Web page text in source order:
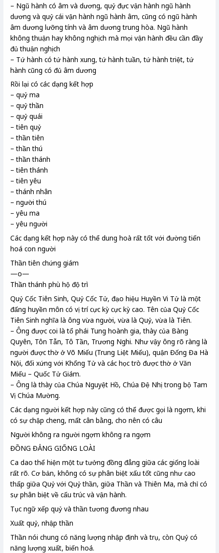
– Ngũ hành có âm và dương, quỷ đực vận hành ngũ hành
dương và quỷ cái vận hành ngũ hành âm, cũng có ngũ hành
âm dương lưỡng tính và âm dương trung hòa. Ngũ hành
không thuận hay không nghịch mà mọi vận hành đều cần đầy
đủ thuận nghịch
– Tứ hành có tứ hành xung, tứ hành tuần, tứ hành triệt, tứ
hành cũng có đủ âm dương
Rồi lại có các dạng kết hợp
– quỷ ma
– quỷ thần
– quỷ quái
– tiên quỷ
– thần tiên
– thần thú
– thần thánh
– tiên thánh
– tiên yêu
– thánh nhân
– người thú
– yêu ma
– yêu người
Các dạng kết hợp này có thể dung hoà rất tốt với đường tiến
hoá con người
Thần tiên chứng giám
—o—
Thần thánh phù hộ độ trì
Quỷ Cốc Tiên Sinh, Quỷ Cốc Tử, đạo hiệu Huyền Vi Tử là một
đấng huyền môn có vị trí cực kỳ cực kỳ cao. Tên của Quỷ Cốc
Tiên Sinh nghĩa là ông vừa người, vừa là Quỷ, vừa là Tiên.
– Ông được coi là tổ phái Tung hoành gia, thày của Bàng
Quyên, Tôn Tẫn, Tô Tần, Trương Nghi. Như vậy ông rõ ràng là
người được thờ ở Võ Miếu (Trung Liệt Miếu), quận Đống Đa Hà
Nội, đối xứng với Khổng Tử và các học trò được thờ ở Văn
Miếu – Quốc Tử Giám.
– Ông là thày của Chúa Nguyệt Hồ, Chúa Đệ Nhị trong bộ Tam
Vị Chúa Mường.
Các dạng người kết hợp này cũng có thể được gọi là ngợm, khi
có sự chập cheng, mất cân bằng, cho nên có câu
Người không ra người ngợm không ra ngợm
ĐỒNG ĐẲNG GIỐNG LOÀI
Ca dao thể hiện một tư tưởng đồng đẳng giữa các giống loài
rất rõ. Cơ bản, không có sự phân biệt xấu tốt cũng như cao
thấp giữa Quỷ với Quỷ thần, giữa Thần và Thiên Ma, mà chỉ có
sự phân biệt về cấu trúc và vận hành.
Tục ngữ xếp quỷ và thần tương đương nhau
Xuất quỷ, nhập thần
Thần nói chung có năng lượng nhập định và trụ, còn Quỷ có
năng lượng xuất, biến hoá.